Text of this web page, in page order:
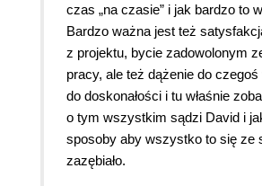
czas „na czasie” i jak bardzo to
Bardzo ważna jest też
z projektu, bycie zadowolonym
pracy, ale też dążenie do czegoś
do doskonałości i tu właśnie
o tym wszystkim sądzi David i
sposoby aby wszystko to się ze
zazębiało.